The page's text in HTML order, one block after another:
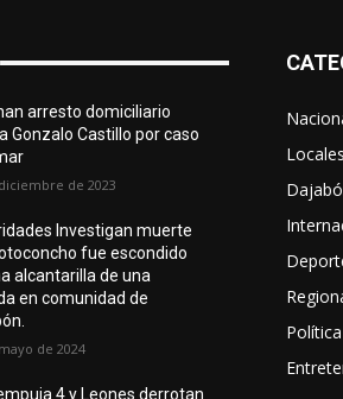
arresto domiciliario
Gonzalo Castillo por caso
de 2023
Investigan muerte
fue escondido
alcantarilla de una
en comunidad de
de 2024
4 y Leones derrotan
Locales
Política